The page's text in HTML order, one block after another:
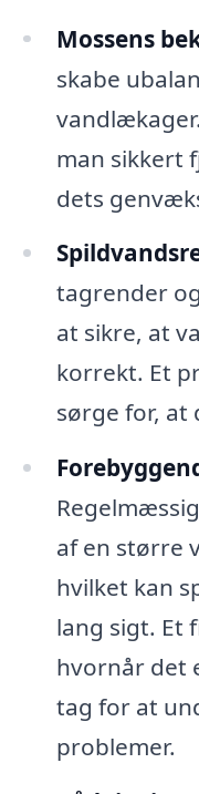
Mossens
skabe
man sikkert
dets
tagrender
at sikre, at
korrekt. Et
sørge for, at
af en større
hvilket kan
lang sigt. Et
hvornår det
tag for at
problemer.